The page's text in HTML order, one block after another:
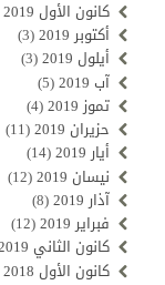
كانون الأول 2019
أكتوبر 2019
(3)
أيلول 2019
(3)
آب 2019
(5)
تموز 2019
(4)
حزيران 2019
(11)
أيار 2019
(14)
نيسان 2019
(12)
آذار 2019
(8)
فبراير 2019
(12)
كانون الثاني 2019
كانون الأول 2018